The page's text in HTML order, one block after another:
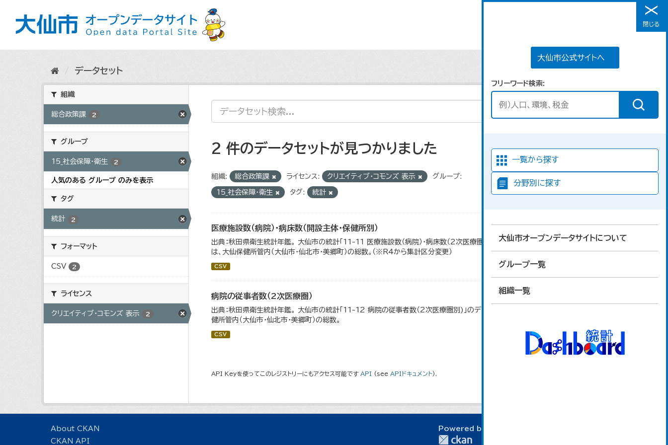
メニュー
大仙市公式サイトへ
フリーワード検索
一覧から探す
分野別に探す
大仙市オープンデータサイトについて
グループ一覧
組織一覧
閉じる
データセット
組織
総合政策課 2
グループ
15_社会保障・衛生 2
人気のある グループ のみを表示
タグ
統計 2
フォーマット
CSV 2
ライセンス
クリエイティブ・コモンズ 表示 2
2 件のデータセットが見つかりました
組織: 総合政策課 ライセンス: クリエイティブ・コモンズ 表示 グループ:
15_社会保障・衛生 タグ: 統計
医療施設数（病院）・病床数（開設主体・保健所別）
出典：秋田県衛生統計年鑑。 大仙市の統計「11-11 医療施設数（病院）・病床数（2次医療圏別)」のデータを参照しています。 数値
は、大仙保健所管内（大仙市・仙北市・美郷町）の総数。（※R4から集計区分変更）
CSV
病院の従事者数（2次医療圏）
出典：秋田県衛生統計年鑑。 大仙市の統計「11-12 病院の従事者数（2次医療圏別)」のデータを参照しています。 数値は、大仙保
健所管内（大仙市・仙北市・美郷町）の総数。
CSV
API Keyを使ってこのレジストリーにもアクセス可能です API (see APIドキュメント).
About CKAN
CKAN API
Powered by